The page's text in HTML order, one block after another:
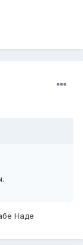
Наде